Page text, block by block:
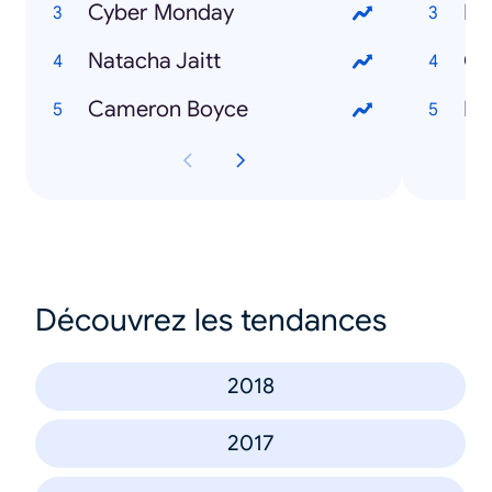
Cyber Monday
Natacha Jaitt
Cameron Boyce
El
Découvrez les tendances
2018
2017